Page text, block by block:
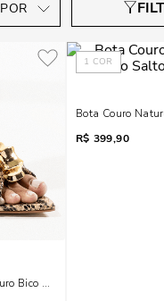
Bico Folha Animal Print
1 COR
Bota Couro
R$ 399,90